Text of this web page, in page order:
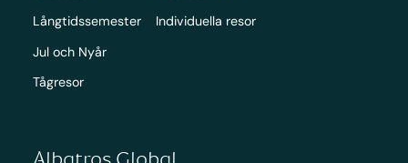
Långtidssemester
Jul och Nyår
Tågresor
Individuella resor